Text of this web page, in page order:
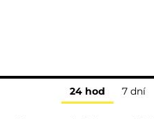
24 hod 7 dní